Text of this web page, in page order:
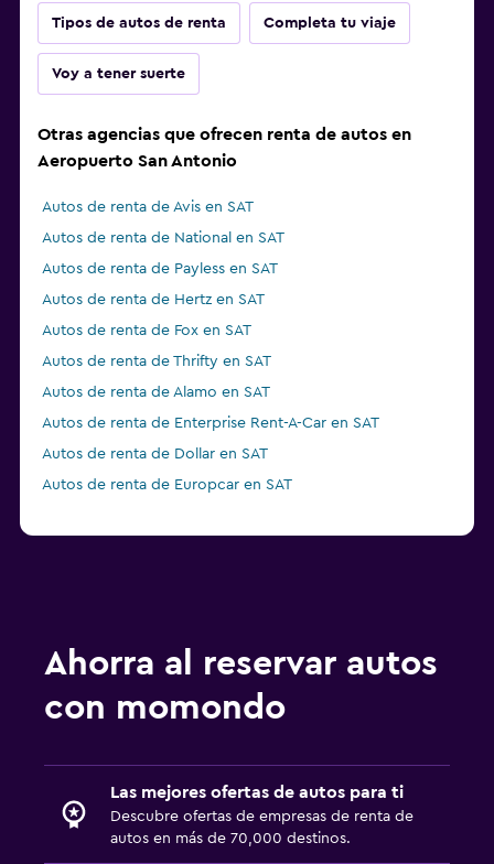
Tipos de autos de renta Completa tu viaje
Voy a tener suerte
Otras agencias que ofrecen renta de autos en
Aeropuerto San Antonio
Autos de renta de Avis en SAT
Autos de renta de National en SAT
Autos de renta de Payless en SAT
Autos de renta de Hertz en SAT
Autos de renta de Fox en SAT
Autos de renta de Thrifty en SAT
Autos de renta de Alamo en SAT
Autos de renta de Enterprise Rent-A-Car en SAT
Autos de renta de Dollar en SAT
Autos de renta de Europcar en SAT
Ahorra al reservar autos
con momondo
Las mejores ofertas de autos para ti
Descubre ofertas de empresas de renta de
autos en más de 70,000 destinos.